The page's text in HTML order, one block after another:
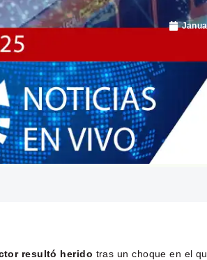
resultó herido tras un choque en el